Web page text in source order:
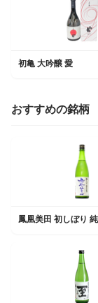
初亀 大吟醸 愛
おすすめの銘柄